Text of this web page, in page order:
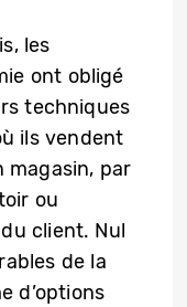
les
ont obligé
techniques
ils vendent
magasin, par
ou
client. Nul
de la
d’options